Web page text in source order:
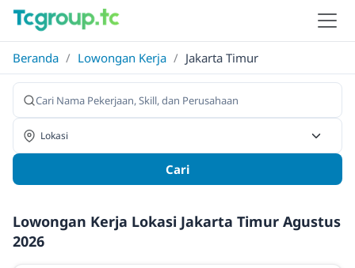
Beranda / Lowongan Kerja / Jakarta Timur
Cari
Lowongan Kerja Lokasi Jakarta Timur Agustus
2026